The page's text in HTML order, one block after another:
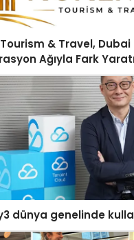
& Travel,
Ağıyla Fark
dünya genelinde